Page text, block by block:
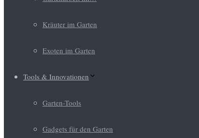
Kräuter im Garten
Exoten im Garten
Tools & Innovationen
Garten-Tools
Gadgets für den Garten